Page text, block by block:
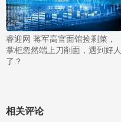
睿迎网 蒋军高官面馆捡剩菜，
掌柜忽然端上刀削面，遇到好人
了？
相关评论